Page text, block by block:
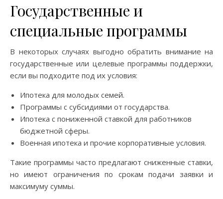
Государственные и
специальные программы
В некоторых случаях выгодно обратить внимание на
государственные или целевые программы поддержки,
если вы подходите под их условия:
Ипотека для молодых семей.
Программы с субсидиями от государства.
Ипотека с пониженной ставкой для работников
бюджетной сферы.
Военная ипотека и прочие корпоративные условия.
Такие программы часто предлагают сниженные ставки,
но имеют ограничения по срокам подачи заявки и
максимуму суммы.